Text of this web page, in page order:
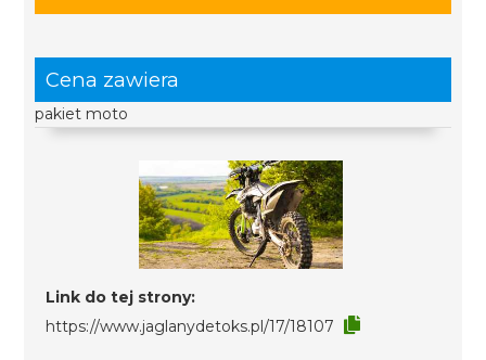
Cena zawiera
pakiet moto
Link do tej strony:
https://www.jaglanydetoks.pl/17/18107